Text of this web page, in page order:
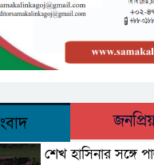
শেখ হাসিনার সঙ্গে